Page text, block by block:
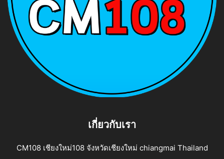
เกี่ยวกับเรา
CM108 เชียงใหม่108 จังหวัดเชียงใหม่ chiangmai Thailand